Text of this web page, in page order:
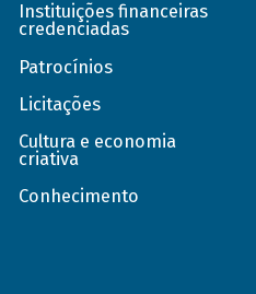
Instituições financeiras
credenciadas
Patrocínios
Licitações
Cultura e economia
criativa
Conhecimento